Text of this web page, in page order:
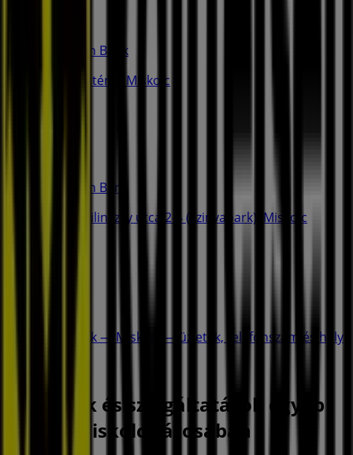
Raiffeisen Bank
Erzsébet tér 2, Miskolc
Raiffeisen Bank
Bajcsy-zsilinszky utca 2-4 (szinvapark), Miskolc
Raiffeisen Bank — Miskolc — üzletek, telefonszám és hely
A Bankok és szolgáltatások egyéb
üzletei Miskolc városában